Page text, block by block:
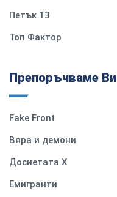
Петък 13
Топ Фактор
Препоръчваме Ви
Fake Front
Вяра и демони
Досиетата Х
Емигранти